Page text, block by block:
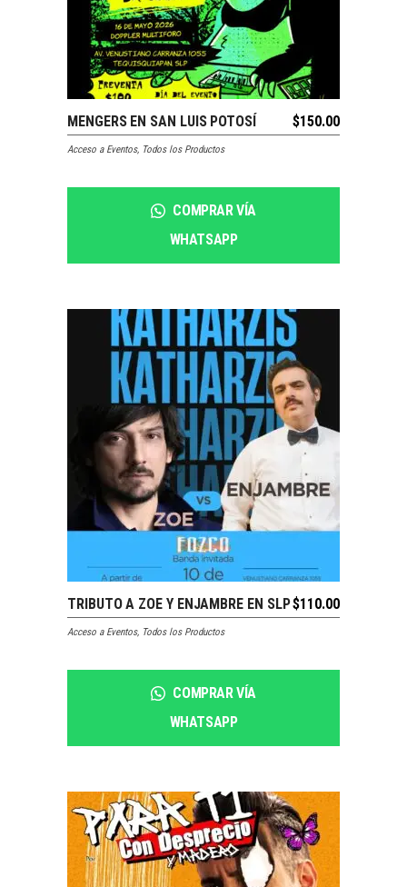
SOLDOUTLEER MÁS
MENGERS EN SAN LUIS POTOSÍ $150.00
Acceso a Eventos, Todos los Productos
COMPRAR VÍA
WHATSAPP
SOLDOUTLEER MÁS
TRIBUTO A ZOE Y ENJAMBRE EN SLP$110.00
Acceso a Eventos, Todos los Productos
COMPRAR VÍA
WHATSAPP